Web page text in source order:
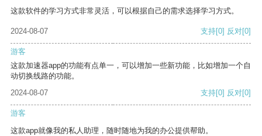
这款软件的学习方式非常灵活，可以根据自己的需求选择学习方式。
2024-08-07 支持[0] 反对[0]
游客
这款加速器app的功能有点单一，可以增加一些新功能，比如增加一个自
动切换线路的功能。
2024-08-07
支持[0] 反对[0]
游客
这款app就像我的私人助理，随时随地为我的办公提供帮助。